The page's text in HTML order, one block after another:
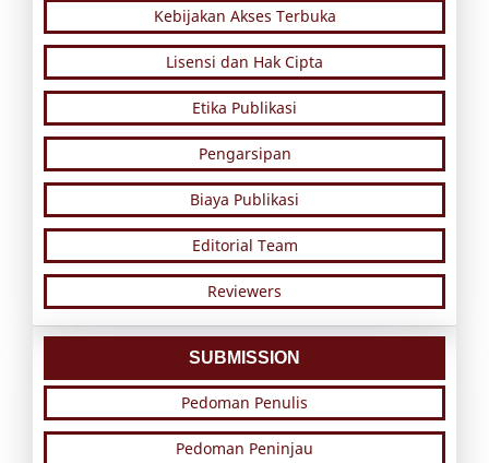
Kebijakan Akses Terbuka
Lisensi dan Hak Cipta
Etika Publikasi
Pengarsipan
Biaya Publikasi
Editorial Team
Reviewers
SUBMISSION
Pedoman Penulis
Pedoman Peninjau